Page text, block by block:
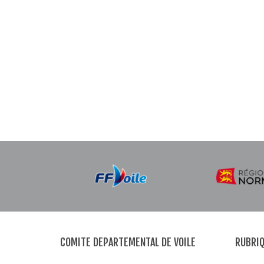
COMITE DEPARTEMENTAL DE VOILE